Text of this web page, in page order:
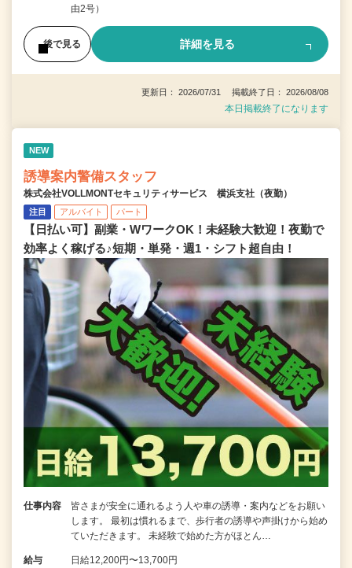
由2号）
後で見る 詳細を見る
更新日： 2026/07/31 掲載終了日： 2026/08/08
本日掲載終了になります
NEW
誘導案内警備スタッフ
株式会社VOLLMONTセキュリティサービス 横浜支社（夜勤）
注目 アルバイト パート
【日払い可】副業・WワークOK！未経験大歓迎！夜勤で
効率よく稼げる♪短期・単発・週1・シフト超自由！
仕事内容
皆さまが安全に通れるよう人や車の誘導・案内などをお願い
します。 最初は慣れるまで、歩行者の誘導や声掛けから始め
ていただきます。 未経験で始めた方がほとん…
給与 日給12,200円〜13,700円